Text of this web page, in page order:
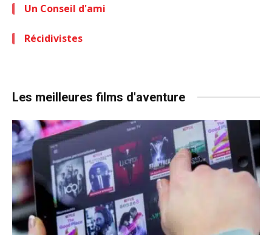
Un Conseil d'ami
Récidivistes
Les meilleures films d'aventure